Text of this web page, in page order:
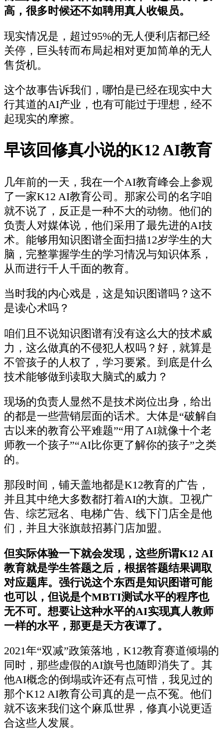
高，很多时候还不如聘用真人收银员。
现实情况是，超过95%的无人便利店都已经
关停，巨头转而布局起相对更加简单的无人
售货机。
这个故事告诉我们，哪怕是已经在现实中大
行其道的AI产业，也有可能过于理想，经不
起现实的摩擦。
早该回修真小说的K12 AI教育
几年前的一天，我在一个AI教育峰会上参观
了一家K12 AI教育公司。那家公司的名字咱
就不说了，反正是一种不大的动物。他们的
负责人对媒体说，他们采用了最先进的AI技
术。能够用知识图谱全面扫描12岁学生的大
脑，完整掌握学生的学习情况与知识体系，
从而进行千人千面的教育。
当时我的内心戏是，这是知识图谱吗？这不
是读心术吗？
咱们且不说知识图谱有没有这么大的技术威
力，这么做真的不侵犯人权吗？好，就算是
不管孩子的人权了，学习要紧。到底是什么
技术能够做到读取大脑式的威力？
现场的负责人显然不是技术岗位出身，给出
的都是一些营销层面的话术。大体是“破解自
古以来的教育公平难题”“用了AI就像十个老
师教一个孩子”“AI比你更了解你的孩子”之类
的。
那段时间，铺天盖地都是K12教育的广告，
并且其中绝大多数都打着AI的大旗。卫视广
告、综艺冠名、电梯广告、线下门店全是他
们，并且大张旗鼓招募门店加盟。
但实际体验一下就会发现，这些所谓K12 AI
教育就是学生答题之后，根据答题结果调取
对应题库。强行说这个东西是知识图谱可能
也可以，但说是个MBTI测试水平的程序也
无不可。想要让这种水平的AI实现真人教师
一样的水平，那更是天方夜谭了。
2021年“双减”政策落地，K12教育赛道倾塌的
同时，那些虚假的AI旗号也随即消失了。其
他AI概念的倒塌或许还有点可惜，我见过的
那个K12 AI教育公司真的是一点不冤。他们
就不该来我们这个麻瓜世界，修真小说更适
合这些人发展。